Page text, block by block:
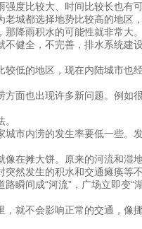
度比较大、时间比较长也有可
都选择地势比较高的地区
降雨积水的可能性就非常大。
全，不完善，排水系统建
的地区，现在内陆城市也
也出现许多新问题。例如
内涝的发生率要低一些。
摊大饼。原来的河流和湿
然发生的积水和交通瘫痪等不
间成“河流”，广场立即变“
不会影响正常的交通，像